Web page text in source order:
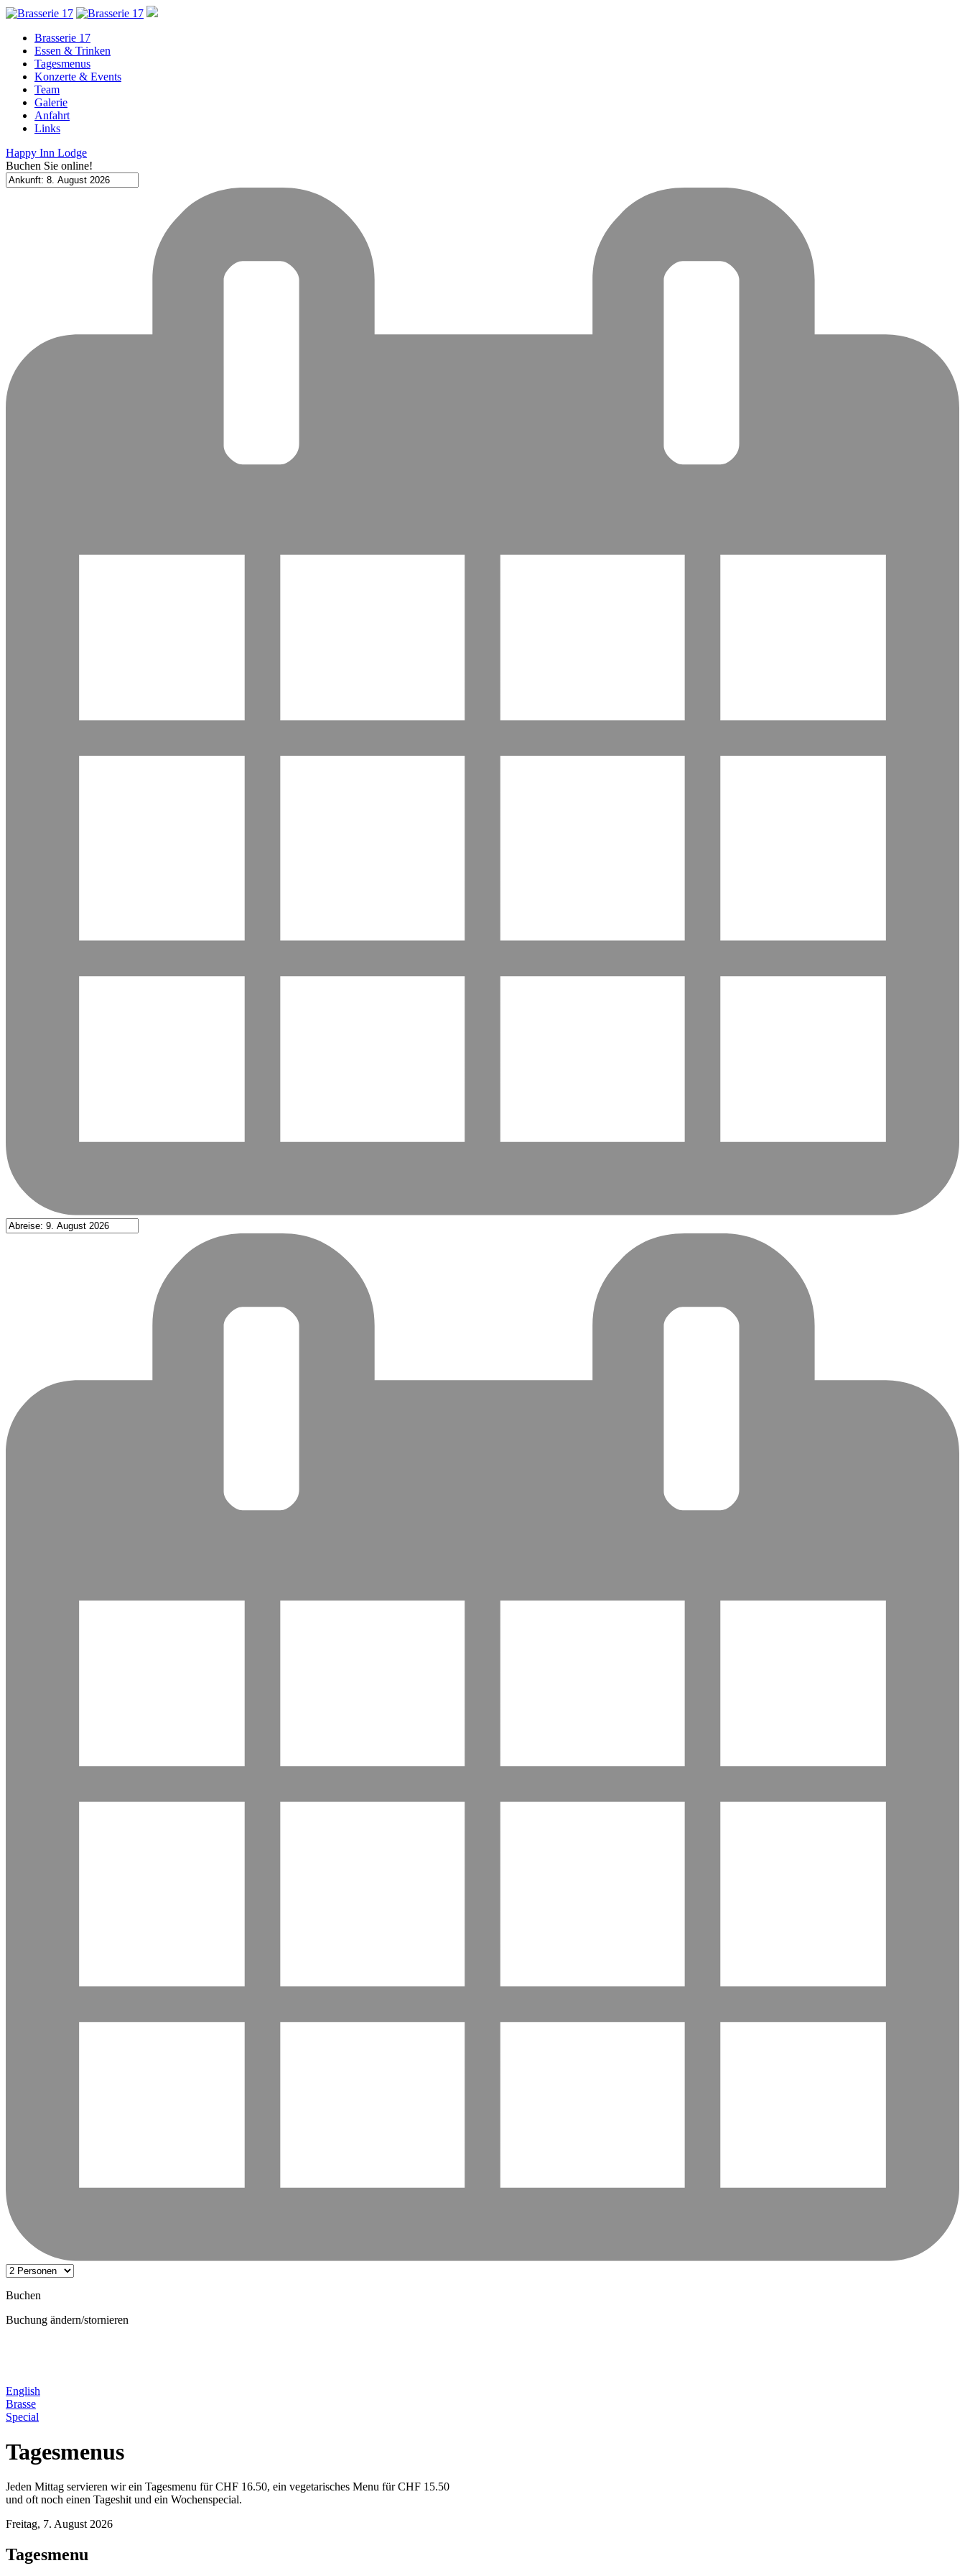
Brasserie 17
Essen & Trinken
Tagesmenus
Konzerte & Events
Team
Galerie
Anfahrt
Links
Happy Inn Lodge
Buchen Sie online!
Buchen
Buchung ändern/stornieren
English
Brasse
Special
Tagesmenus
Jeden Mittag servieren wir ein Tagesmenu für CHF 16.50, ein vegetarisches Menu für CHF 15.50
und oft noch einen Tageshit und ein Wochenspecial.
Freitag, 7. August 2026
Tagesmenu